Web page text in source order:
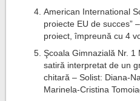
American International
proiecte EU de succes”
proiect, împreună cu 4
Şcoala Gimnazială Nr. 1
satiră interpretat de un
chitară – Solist: Diana-
Marinela-Cristina